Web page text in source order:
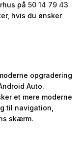
på 50 14 79 43
hvis du ønsker
opgradering
Auto.
et mere moderne
til navigation,
skærm.